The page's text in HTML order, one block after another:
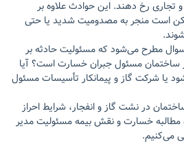
تجاری رخ دهند. این حوادث علاوه بر
است منجر به مصدومیت شدید یا حتی
مطرح می‌شود که مسئولیت حادثه بر
مسئول جبران خسارت است؟ آیا
یا شرکت گاز و پیمانکار تأسیسات مسئول
در نشت گاز و انفجار، شرایط احراز
مطالبه خسارت و نقش بیمه مسئولیت مدیر
می‌کنیم.